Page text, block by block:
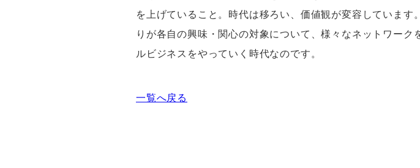
を上げていること。時代は移ろい、価値観が変容していま
りが各自の興味・関心の対象について、様々なネットワー
ルビジネスをやっていく時代なのです。
一覧へ戻る